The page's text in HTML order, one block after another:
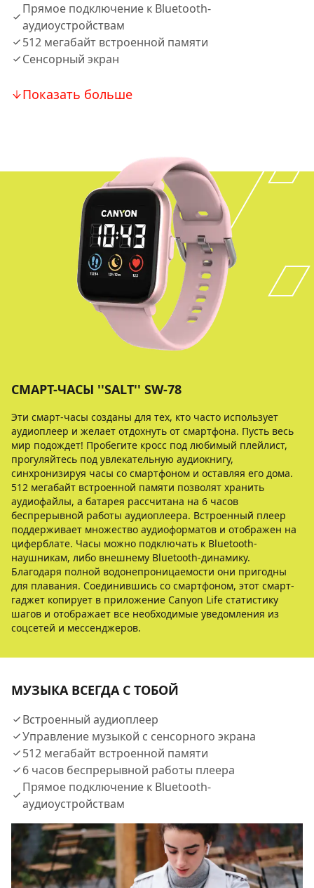
Прямое подключение к Bluetooth-
аудиоустройствам
512 мегабайт встроенной памяти
Сенсорный экран
Показать больше
СМАРТ-ЧАСЫ ''SALT'' SW-78
Эти смарт-часы созданы для тех, кто часто использует
аудиоплеер и желает отдохнуть от смартфона. Пусть весь
мир подождет! Пробегите кросс под любимый плейлист,
прогуляйтесь под увлекательную аудиокнигу,
синхронизируя часы со смартфоном и оставляя его дома.
512 мегабайт встроенной памяти позволят хранить
аудиофайлы, а батарея рассчитана на 6 часов
беспрерывной работы аудиоплеера. Встроенный плеер
поддерживает множество аудиоформатов и отображен на
циферблате. Часы можно подключать к Bluetooth-
наушникам, либо внешнему Bluetooth-динамику.
Благодаря полной водонепроницаемости они пригодны
для плавания. Соединившись со смартфоном, этот смарт-
гаджет копирует в приложение Canyon Life статистику
шагов и отображает все необходимые уведомления из
соцсетей и мессенджеров.
МУЗЫКА ВСЕГДА С ТОБОЙ
Встроенный аудиоплеер​
Управление музыкой с сенсорного экрана​
512 мегабайт встроенной памяти​
6 часов беспрерывной работы плеера​
Прямое подключение к Bluetooth-
аудиоустройствам